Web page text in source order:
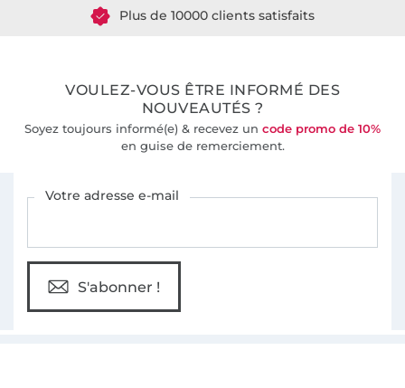
Plus de 10000 clients satisfaits
VOULEZ-VOUS ÊTRE INFORMÉ DES
NOUVEAUTÉS ?
Soyez toujours informé(e) & recevez un code promo de 10%
en guise de remerciement.
Votre adresse e-mail
S'abonner !